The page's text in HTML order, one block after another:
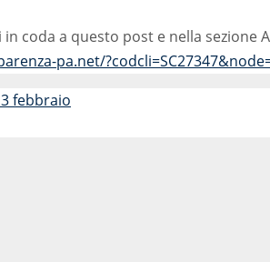
coda a questo post e nella sezione
pa.net/
febbraio